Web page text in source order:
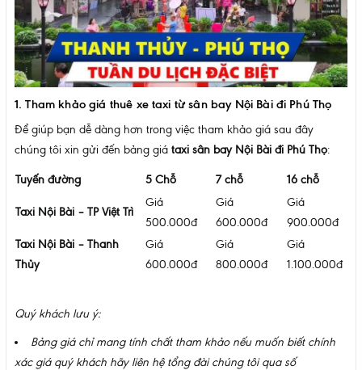
1. Tham khảo giá thuê xe taxi từ sân bay Nội Bài đi Phú Thọ
Để giúp bạn dễ dàng hơn trong việc tham khảo giá sau đây
chúng tôi xin gửi đến bảng giá taxi sân bay Nội Bài đi Phú Thọ:
Tuyến đường 5 Chỗ 7 chỗ 16 chỗ
Taxi Nội Bài – TP Việt Trì
Giá
500.000đ
Giá
600.000đ
Giá
900.000đ
Taxi Nội Bài – Thanh
Thủy
Giá
600.000đ
Giá
800.000đ
Giá
1.100.000đ
Quý khách lưu ý:
Bảng giá chỉ mang tính chất tham khảo nếu muốn biết chính
xác giá quý khách hãy liên hệ tổng đài chúng tôi qua số